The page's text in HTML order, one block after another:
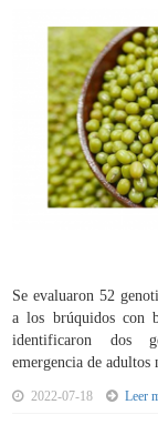
Se evaluaron 52
a los brúquidos con
identificaron dos
emergencia de adultos
2022-07-18 Leer